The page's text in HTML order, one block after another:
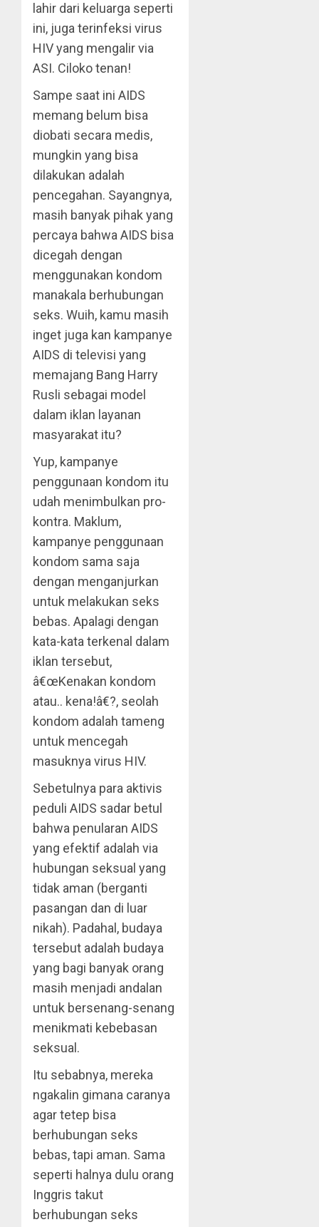
lahir dari keluarga seperti
ini, juga terinfeksi virus
HIV yang mengalir via
ASI. Ciloko tenan!
Sampe saat ini AIDS
memang belum bisa
diobati secara medis,
mungkin yang bisa
dilakukan adalah
pencegahan. Sayangnya,
masih banyak pihak yang
percaya bahwa AIDS bisa
dicegah dengan
menggunakan kondom
manakala berhubungan
seks. Wuih, kamu masih
inget juga kan kampanye
AIDS di televisi yang
memajang Bang Harry
Rusli sebagai model
dalam iklan layanan
masyarakat itu?
Yup, kampanye
penggunaan kondom itu
udah menimbulkan pro-
kontra. Maklum,
kampanye penggunaan
kondom sama saja
dengan menganjurkan
untuk melakukan seks
bebas. Apalagi dengan
kata-kata terkenal dalam
iklan tersebut,
â€œKenakan kondom
atau.. kena!â€?, seolah
kondom adalah tameng
untuk mencegah
masuknya virus HIV.
Sebetulnya para aktivis
peduli AIDS sadar betul
bahwa penularan AIDS
yang efektif adalah via
hubungan seksual yang
tidak aman (berganti
pasangan dan di luar
nikah). Padahal, budaya
tersebut adalah budaya
yang bagi banyak orang
masih menjadi andalan
untuk bersenang-senang
menikmati kebebasan
seksual.
Itu sebabnya, mereka
ngakalin gimana caranya
agar tetep bisa
berhubungan seks
bebas, tapi aman. Sama
seperti halnya dulu orang
Inggris takut
berhubungan seks